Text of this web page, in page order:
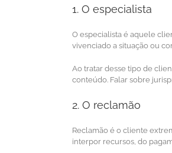
1. O especialista
O especialista é aquele
vivenciado a situação ou
Ao tratar desse tipo de
conteúdo. Falar sobre
2. O reclamão
Reclamão é o cliente
interpor recursos, do